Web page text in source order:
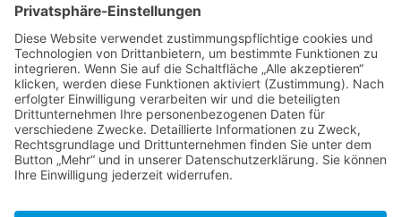
gelöscht. Hinweis: Sie können Ihre Einwilligung
jederzeit für die Zukunft per E-Mail unter
markus.kaucik@vogtmuehlen.dewiderrufen.
Detaillierte Informationen zum Umgang mit
Nutzerdaten finden Sie in unserer
Datenschutzerklärung.
NACHRICHT ABSCHICKEN